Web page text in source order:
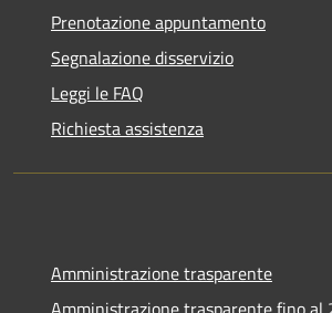
Prenotazione appuntamento
Segnalazione disservizio
Leggi le FAQ
Richiesta assistenza
Amministrazione trasparente